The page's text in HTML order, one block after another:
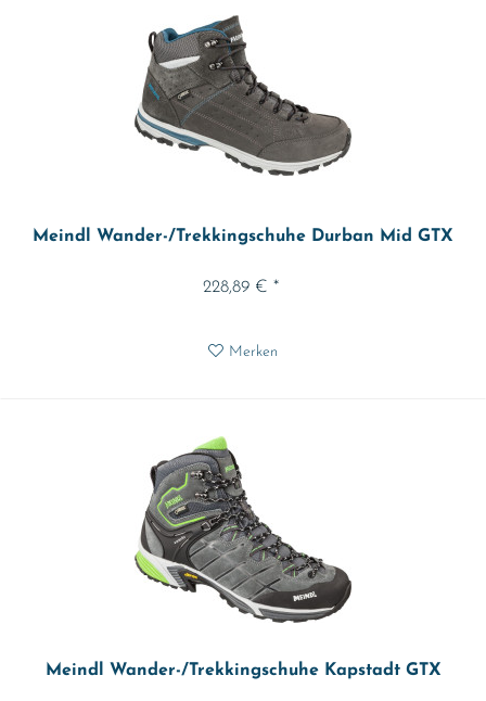
Meindl Wander-/Trekkingschuhe Durban Mid GTX
228,89 € *
Merken
Meindl Wander-/Trekkingschuhe Kapstadt GTX